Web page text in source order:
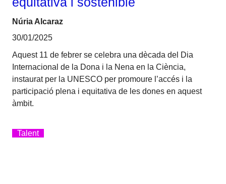
Núria Alcaraz
30/01/2025
Aquest 11 de febrer se celebra una dècada del Dia
Internacional de la Dona i la Nena en la Ciència,
instaurat per la UNESCO per promoure l’accés i la
participació plena i equitativa de les dones en aquest
àmbit.
Talent